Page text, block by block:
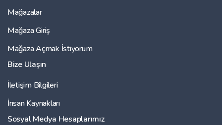
Mağazalar
Mağaza Giriş
Mağaza Açmak İstiyorum
Bize Ulaşın
İletişim Bilgileri
İnsan Kaynakları
Sosyal Medya Hesaplarımız